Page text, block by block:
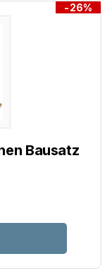
-26%
Bausatz